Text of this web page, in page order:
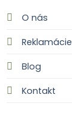
O nás
Reklamácie
Blog
Kontakt